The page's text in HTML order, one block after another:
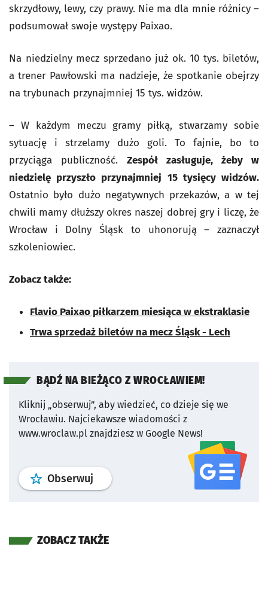
skrzydłowy, lewy, czy prawy. Nie ma dla mnie różnicy –
podsumował swoje występy Paixao.
Na niedzielny mecz sprzedano już ok. 10 tys. biletów,
a trener Pawłowski ma nadzieje, że spotkanie obejrzy
na trybunach przynajmniej 15 tys. widzów.
– W każdym meczu gramy piłką, stwarzamy sobie
sytuację i strzelamy dużo goli. To fajnie, bo to
przyciąga publiczność. Zespół zasługuje, żeby w
niedzielę przyszło przynajmniej 15 tysięcy widzów.
Ostatnio było dużo negatywnych przekazów, a w tej
chwili mamy dłuższy okres naszej dobrej gry i liczę, że
Wrocław i Dolny Śląsk to uhonorują – zaznaczył
szkoleniowiec.
Zobacz także:
Flavio Paixao piłkarzem miesiąca w ekstraklasie
Trwa sprzedaż biletów na mecz Śląsk - Lech
BĄDŹ NA BIEŻĄCO Z WROCŁAWIEM!
Kliknij „obserwuj”, aby wiedzieć, co dzieje się we
Wrocławiu. Najciekawsze wiadomości z
www.wroclaw.pl znajdziesz w Google News!
Obserwuj profil serwisu
ZOBACZ TAKŻE